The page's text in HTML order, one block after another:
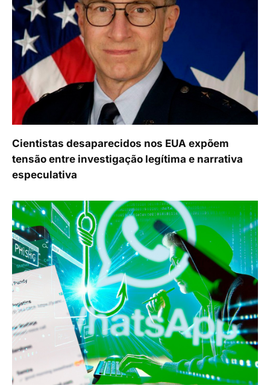
Cientistas desaparecidos nos EUA expõem
tensão entre investigação legítima e narrativa
especulativa